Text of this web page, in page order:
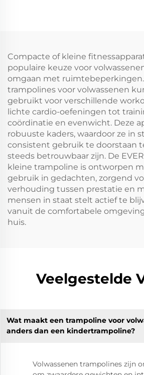
Compacte of kleine
populaire keuze voor
omgaan met
trampolines voor volwassenen
gebruikt voor verschillende
lichte cardio-oefeningen tot
coördinatie en evenwicht. Deze
robuuste kaders, waardoor ze in
consistent gebruik te doorstaan
steeds betrouwbaar zijn. De
kleine trampoline is ontworpen
gebruik in gedachten, zorgend
verhouding tussen prestatie en
mensen in staat stelt actief te
vanuit de comfortabele
huis.
Veelgestelde
Wat maakt een trampoline voor
anders dan een kindertrampoline?
Volwassenen trampolines zijn